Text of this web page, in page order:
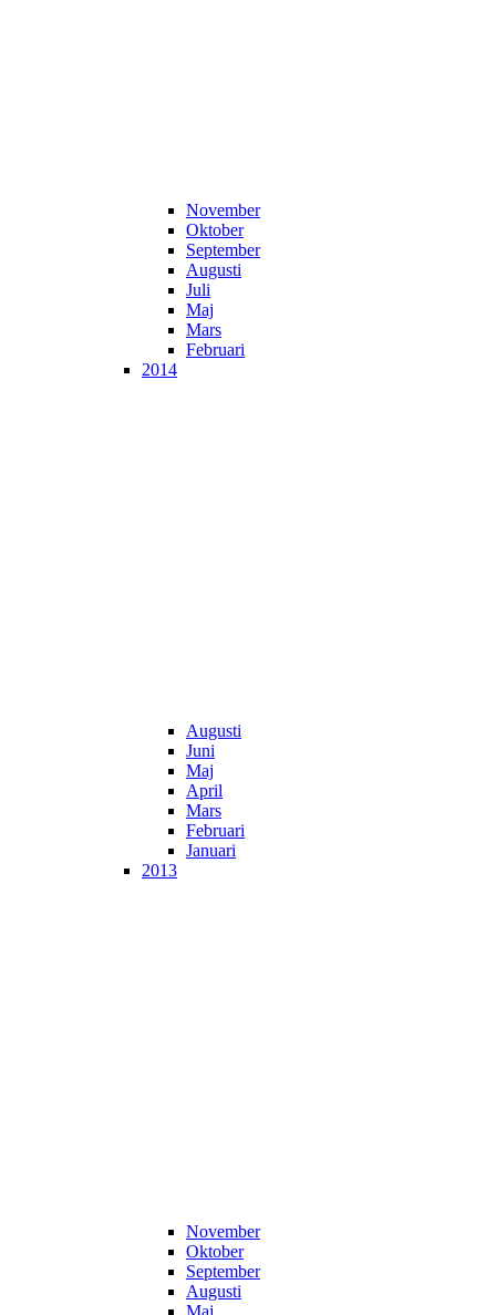
November
Oktober
September
Augusti
Juli
Maj
Mars
Februari
2014
Augusti
Juni
Maj
April
Mars
Februari
Januari
2013
November
Oktober
September
Augusti
Maj